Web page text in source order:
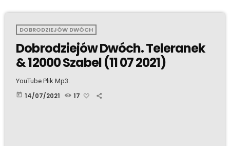
DOBRODZIEJÓW DWÓCH
Dobrodziejów Dwóch. Teleranek
& 12000 Szabel (11 07 2021)
YouTube Plik Mp3.
today 14/07/2021 17